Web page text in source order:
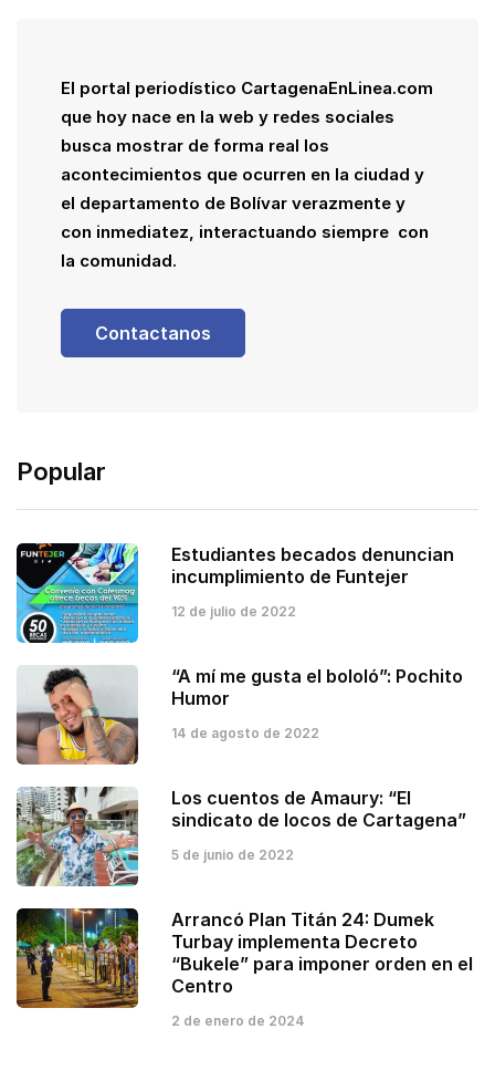
El portal periodístico CartagenaEnLinea.com
que hoy nace en la web y redes sociales
busca mostrar de forma real los
acontecimientos que ocurren en la ciudad y
el departamento de Bolívar verazmente y
con inmediatez, interactuando siempre con
la comunidad.
Contactanos
Popular
Estudiantes becados denuncian
incumplimiento de Funtejer
12 de julio de 2022
“A mí me gusta el bololó”: Pochito
Humor
14 de agosto de 2022
Los cuentos de Amaury: “El
sindicato de locos de Cartagena”
5 de junio de 2022
Arrancó Plan Titán 24: Dumek
Turbay implementa Decreto
“Bukele” para imponer orden en el
Centro
2 de enero de 2024